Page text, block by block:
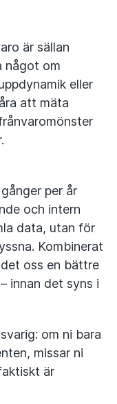
är sällan
något om
eller
att mäta
per år
och intern
data, utan för
Kombinerat
oss en bättre
innan det syns i
om ni bara
missar ni
är